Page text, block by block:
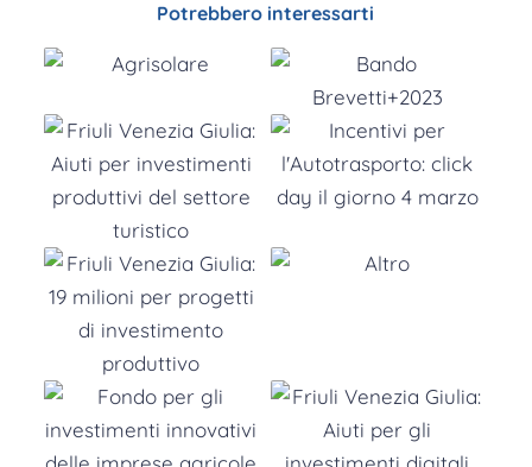
Potrebbero interessarti